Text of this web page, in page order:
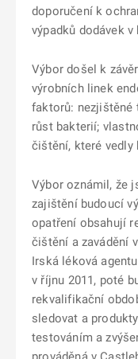
doporučení k
výpadků dodávek
Výbor došel k
výrobních linek
faktorů: nezjištěné
růst bakterií;
čištění, které
Výbor oznámil, že
zajištění budoucí
opatření obsahují
čištění a zavádění
Irská léková
v říjnu 2011, poté
rekvalifikační
sledovat a
testováním a